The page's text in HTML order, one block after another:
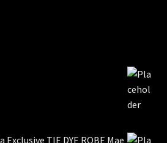
TIE DYE ROBE Mae